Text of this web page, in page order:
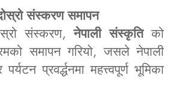
संस्करण समापन
संस्करण,नेपाली संस्कृतिको
समापन गरियो, जसले नेपाली
प्रवर्द्धनमा महत्त्वपूर्ण भूमिका